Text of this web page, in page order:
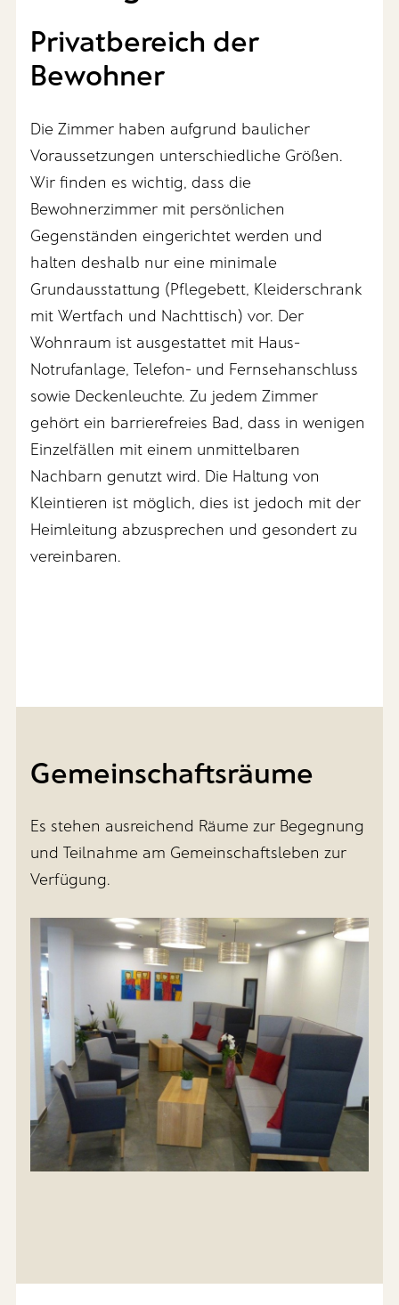
Privatbereich der
Bewohner
Die Zimmer haben aufgrund baulicher
Voraussetzungen unterschiedliche Größen.
Wir finden es wichtig, dass die
Bewohnerzimmer mit persönlichen
Gegenständen eingerichtet werden und
halten deshalb nur eine minimale
Grundausstattung (Pflegebett, Kleiderschrank
mit Wertfach und Nachttisch) vor. Der
Wohnraum ist ausgestattet mit Haus-
Notrufanlage, Telefon- und Fernsehanschluss
sowie Deckenleuchte. Zu jedem Zimmer
gehört ein barrierefreies Bad, dass in wenigen
Einzelfällen mit einem unmittelbaren
Nachbarn genutzt wird. Die Haltung von
Kleintieren ist möglich, dies ist jedoch mit der
Heimleitung abzusprechen und gesondert zu
vereinbaren.
Gemeinschaftsräume
Es stehen ausreichend Räume zur Begegnung
und Teilnahme am Gemeinschaftsleben zur
Verfügung.